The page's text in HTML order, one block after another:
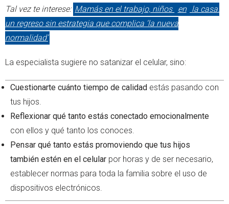
Tal vez te interese: Mamás en el trabajo, niños en
la casa:
un regreso sin estrategia que complica ‘la nueva
normalidad’
La especialista sugiere no satanizar el celular, sino:
Cuestionarte cuánto tiempo de calidad estás pasando con
tus hijos.
Reflexionar qué tanto estás conectado emocionalmente
con ellos y qué tanto los conoces.
Pensar qué tanto estás promoviendo que tus hijos
también estén en el celular por horas y de ser necesario,
establecer normas para toda la familia sobre el uso de
dispositivos electrónicos.